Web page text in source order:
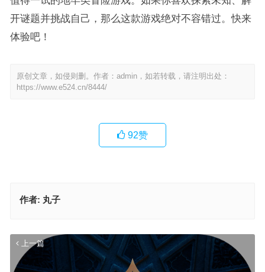
开谜题并挑战自己，那么这款游戏绝对不容错过。快来
体验吧！
原创文章，如侵则删。作者：admin，如若转载，请注明出处：
https://www.e524.cn/8444/
92赞
作者: 丸子
上一篇